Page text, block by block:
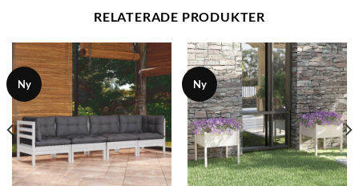
RELATERADE PRODUKTER
Ny Ny